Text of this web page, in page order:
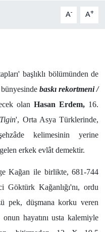
A- A+
başlıklı bölümünden de
bünyesinde baskı rekortmeni /
olanHasan Erdem, 16.
Tigin', Orta Asya Türklerinde,
kelimesinin yerine
erkek evlât demektir.
Kağan ile birlikte, 681-744
Göktürk Kağanlığı'nı, ordu
pek, düşmana korku veren
hayatını usta kalemiyle